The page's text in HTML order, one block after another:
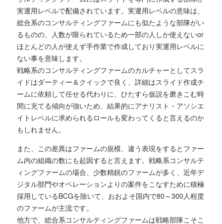
実運用レベルで配備されています。実運用レベルの意味は、
総合系のコンサルティングファームにも似たような部隊がい
るものの、人数が限られているため一部の人しか使えないor
ほとんどの人が使えず手作業で作成しており実運用レベルに
ない事を意味します。
戦略系のコンサルティングファームのカルチャーとしてスラ
イドはダーティー＆クイックで良く、詳細はスライド作成チ
ームに依頼して任せる代わりに、ひたすら仮説を磨きこむ時
間に充てる傾向が強いため、結果的にアナリスト・アソシエ
イトレベルに求められるロールも変わってくると言えるのか
もしれません。
また、この差異はファームの規模、違う表現をするとファー
ム内の組織の数にも起因すると言えます。戦略系コンサルテ
ィングファームの場合、少数精鋭のファームが多く、近年デ
ジタル部門やオペレーションよりの案件をこなすために積極
採用しているBCGを除いて、おおよそ国内で80～300人程度
のファームが主流です。
他方で、総合系コンサルティングファームは戦略部隊こそこ